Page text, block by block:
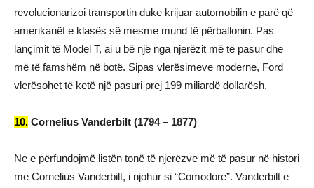
revolucionarizoi transportin duke krijuar automobilin e parë që
amerikanët e klasës së mesme mund të përballonin. Pas
lançimit të Model T, ai u bë një nga njerëzit më të pasur dhe
më të famshëm në botë. Sipas vlerësimeve moderne, Ford
vlerësohet të ketë një pasuri prej 199 miliardë dollarësh.
10. Cornelius Vanderbilt (1794 – 1877)
Ne e përfundojmë listën tonë të njerëzve më të pasur në histori
me Cornelius Vanderbilt, i njohur si “Comodore”. Vanderbilt e